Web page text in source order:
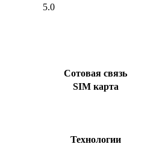
5.0
Сотовая связь
SIM карта
Технологии